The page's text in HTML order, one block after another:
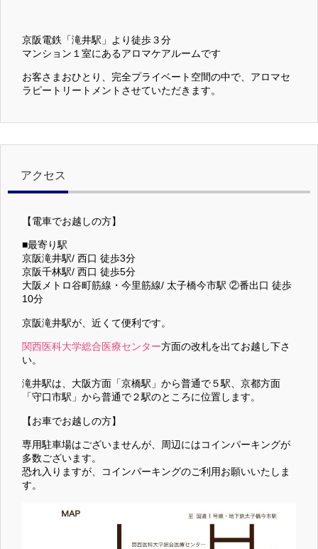
京阪電鉄「滝井駅」より徒歩３分
マンション１室にあるアロマケアルームです
お客さまおひとり、完全プライベート空間の中で、アロマセ
ラピートリートメントさせていただきます。
アクセス
【電車でお越しの方】
■最寄り駅
京阪滝井駅/ 西口 徒歩3分
京阪千林駅/ 西口 徒歩5分
大阪メトロ谷町筋線・今里筋線/ 太子橋今市駅 ②番出口 徒歩
10分
京阪滝井駅が、近くて便利です。
関西医科大学総合医療センター方面の改札を出てお越し下さ
い。
滝井駅は、大阪方面「京橋駅」から普通で５駅、京都方面
「守口市駅」から普通で２駅のところに位置します。
【お車でお越しの方】
専用駐車場はございませんが、周辺にはコインパーキングが
多数ございます。
恐れ入りますが、コインパーキングのご利用お願いいたしま
す。